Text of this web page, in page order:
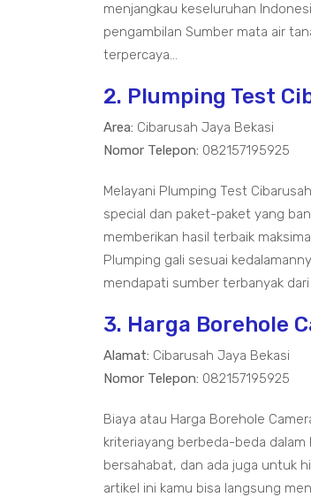
menjangkau keseluruhan
pengambilan Sumber mata air
terpercaya...
2. Plumping Test
Area: Cibarusah Jaya Bekasi
Nomor Telepon: 082157195925
Melayani Plumping Test
special dan paket-paket yang
memberikan hasil terbaik
Plumping gali sesuai
mendapati sumber terbanyak
3. Harga Borehole
Alamat: Cibarusah Jaya Bekasi
Nomor Telepon: 082157195925
Biaya atau Harga Borehole
kriteriayang berbeda-beda
bersahabat, dan ada juga untuk
artikel ini kamu bisa langsung